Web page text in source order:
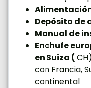
Depósito de
Manual de
Enchufe
en Suiza (
con Francia,
continental